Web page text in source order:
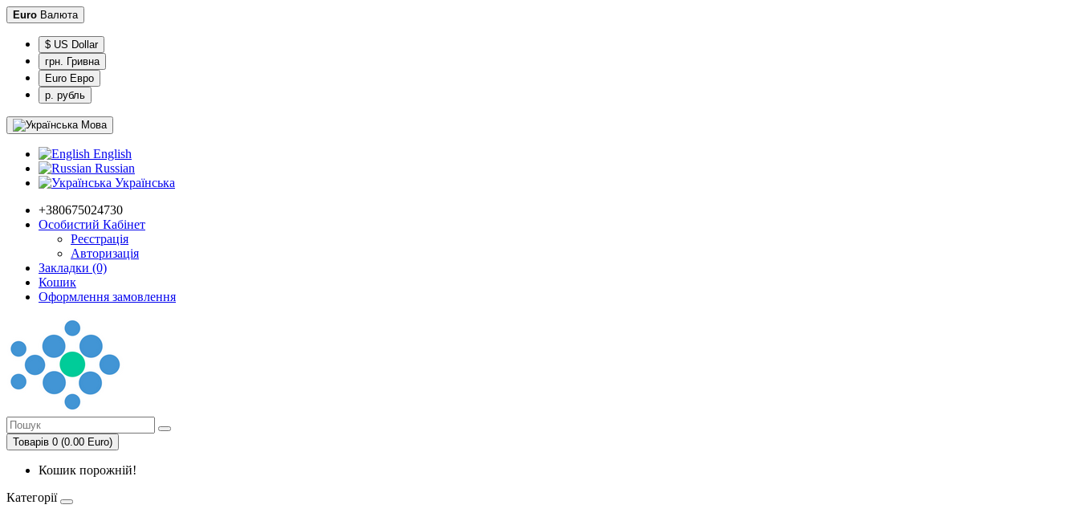
Euro Валюта
$ US Dollar
грн. Гривна
Euro Евро
р. рубль
Мова
English
Russian
Українська
+380675024730
Особистий Кабінет
Реєстрація
Авторизація
Закладки (0)
Кошик
Оформлення замовлення
Товарів 0 (0.00 Euro)
Кошик порожній!
Категорії